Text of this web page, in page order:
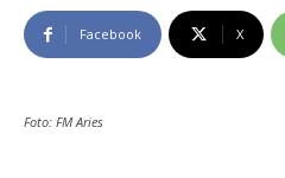
Facebook X
Foto: FM Aries